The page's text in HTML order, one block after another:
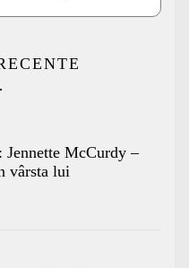
Jennette McCurdy –
vârsta lui